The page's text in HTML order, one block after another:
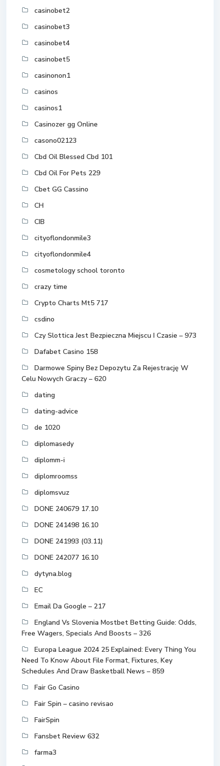
casinobet2
casinobet3
casinobet4
casinobet5
casinonon1
casinos
casinos1
Casinozer gg Online
casono02123
Cbd Oil Blessed Cbd 101
Cbd Oil For Pets 229
Cbet GG Cassino
CH
CIB
cityoflondonmile3
cityoflondonmile4
cosmetology school toronto
crazy time
Crypto Charts Mt5 717
csdino
Czy Slottica Jest Bezpieczna Miejscu I Czasie – 973
Dafabet Casino 158
Darmowe Spiny Bez Depozytu Za Rejestrację W
Celu Nowych Graczy – 620
dating
dating-advice
de 1020
diplomasedy
diplomm-i
diplomroomss
diplomsvuz
DONE 240679 17.10
DONE 241498 16.10
DONE 241993 (03.11)
DONE 242077 16.10
dytyna.blog
EC
Email Da Google – 217
England Vs Slovenia Mostbet Betting Guide: Odds,
Free Wagers, Specials And Boosts – 326
Europa League 2024 25 Explained: Every Thing You
Need To Know About File Format, Fixtures, Key
Schedules And Draw Basketball News – 859
Fair Go Casino
Fair Spin – casino revisao
FairSpin
Fansbet Review 632
farma3